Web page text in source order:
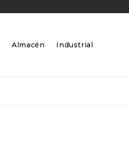
Almacén Industrial